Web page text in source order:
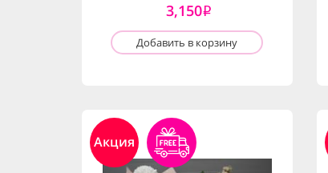
3,150i
Добавить в корзину
Акция